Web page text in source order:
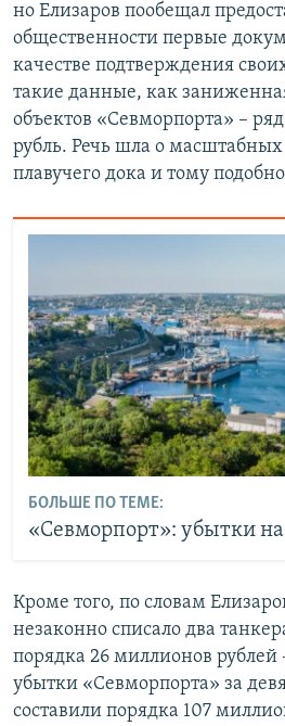
но Елизаров пообещал
общественности первые
качестве подтверждения
такие данные, как
объектов «Севморпорта» –
рубль. Речь шла о масштабных
плавучего дока и тому
БОЛЬШЕ ПО ТЕМЕ:
«Севморпорт»: убытки
Кроме того, по словам
незаконно списало два
порядка 26 миллионов рублей
убытки «Севморпорта» за
составили порядка 107